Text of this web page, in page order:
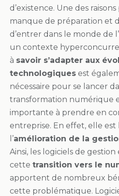
d’existence. Une des
manque de préparation et
d’entrer dans le monde de
un contexte
à savoir s’adapter aux
technologiques est
nécessaire pour se lancer
transformation numérique
importante à prendre en
entreprise. En effet, elle
l’amélioration de la
Ainsi, les logiciels de
cette transition vers le
apportent de nombreux
cette problématique.